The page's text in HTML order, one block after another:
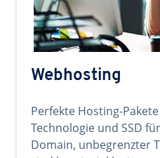
Webhosting
Perfekte Hosting-
Technologie und SSD
Domain, unbegrenzter